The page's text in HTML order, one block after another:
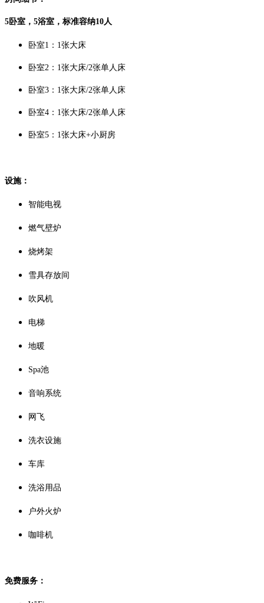
5卧室，5浴室，标准容纳10人
卧室1：1张大床
卧室2：1张大床/2张单人床
卧室3： 1张大床/2张单人床
卧室4： 1张大床/2张单人床
卧室5： 1张大床+小厨房
设施：
智能电视
燃气壁炉
烧烤架
雪具存放间
吹风机
电梯
地暖
Spa池
音响系统
网飞
洗衣设施
车库
洗浴用品
户外火炉
咖啡机
免费服务：